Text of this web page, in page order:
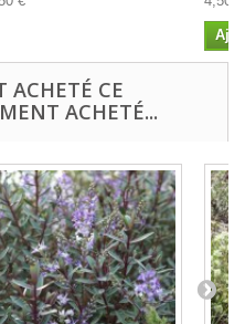
ACHETÉ CE
ACHETÉ...